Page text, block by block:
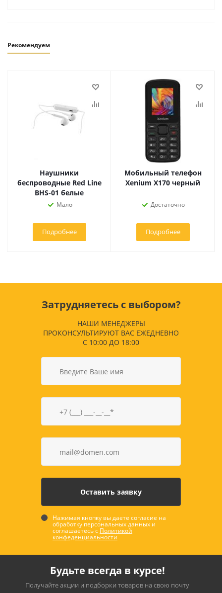
Рекомендуем
Наушники
беспроводные Red Line
BHS-01 белые
Мало
Подробнее
Мобильный телефон
Xenium X170 черный
Достаточно
Подробнее
Затрудняетесь с выбором?
НАШИ МЕНЕДЖЕРЫ
ПРОКОНСУЛЬТИРУЮТ ВАС ЕЖЕДНЕВНО
С 10:00 ДО 18:00
Нажимая кнопку вы даете согласие на
обработку персональных данных и
соглашаетесь с Политикой
конфеденциальности
Будьте всегда в курсе!
Получайте акции и подборки товаров на свою почту